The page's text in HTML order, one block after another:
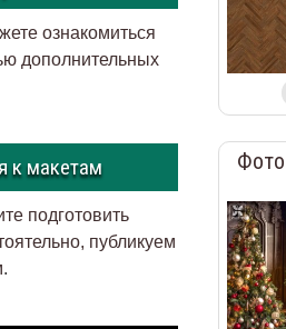
ознакомиться
дополнительных
к макетам
подготовить
публикуем
.